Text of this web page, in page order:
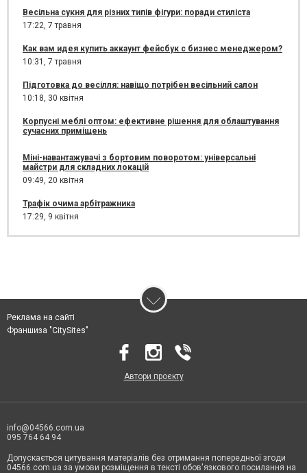
Весільна сукня для різних типів фігури: поради стиліста
17:22, 7 травня
Как вам идея купить аккаунт фейсбук с бизнес менеджером?
10:31, 7 травня
Підготовка до весілля: навіщо потрібен весільний салон
10:18, 30 квітня
Корпусні меблі оптом: ефективне рішення для облаштування
сучасних приміщень
Міні-навантажувачі з бортовим поворотом: універсальні
майстри для складних локацій
09:49, 20 квітня
Трафік очима арбітражника
17:29, 9 квітня
Реклама на сайті
Франшиза "CitySites"
Автори проєкту
info@04566.com.ua
095 764 64 94
Допускається цитування матеріалів без отримання попередньої згоди
04566.com.ua за умови розміщення в тексті обов'язкового посилання на